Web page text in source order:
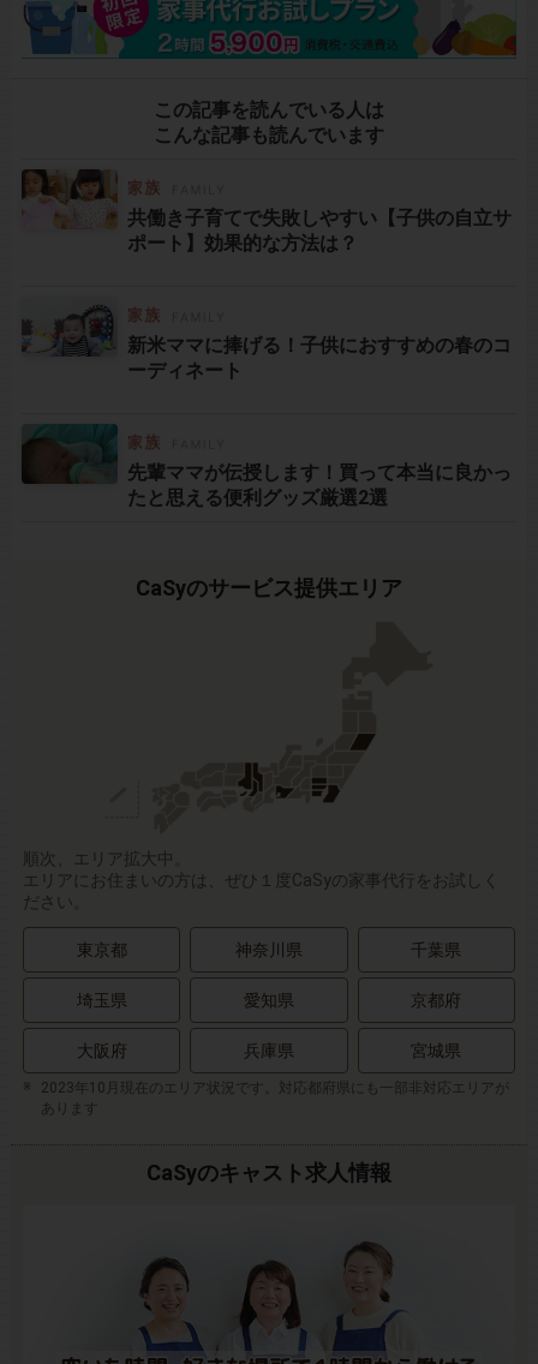
この記事を読んでいる人は
こんな記事も読んでいます
共働き子育てで失敗しやすい【子供の自立サ
ポート】効果的な方法は？
新米ママに捧げる！子供におすすめの春のコ
ーディネート
先輩ママが伝授します！買って本当に良かっ
たと思える便利グッズ厳選2選
CaSyのサービス提供エリア
順次、エリア拡大中。
エリアにお住まいの方は、ぜひ１度CaSyの家事代行をお試しく
ださい。
東京都 神奈川県 千葉県
埼玉県 愛知県 京都府
大阪府 兵庫県 宮城県
2023年10月現在のエリア状況です。対応都府県にも一部非対応エリアが
あります
CaSyのキャスト求人情報